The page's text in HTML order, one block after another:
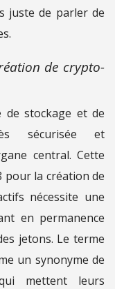
juste de parler de
de crypto-
de stockage et de
sécurisée et
central. Cette
pour la création de
nécessite une
en permanence
jetons. Le terme
un synonyme de
mettent leurs